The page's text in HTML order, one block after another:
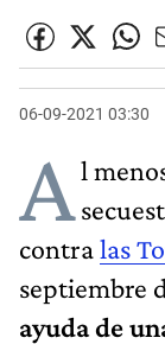
06-09-2021 03:30
Al
contralas
septiembre
ayuda de